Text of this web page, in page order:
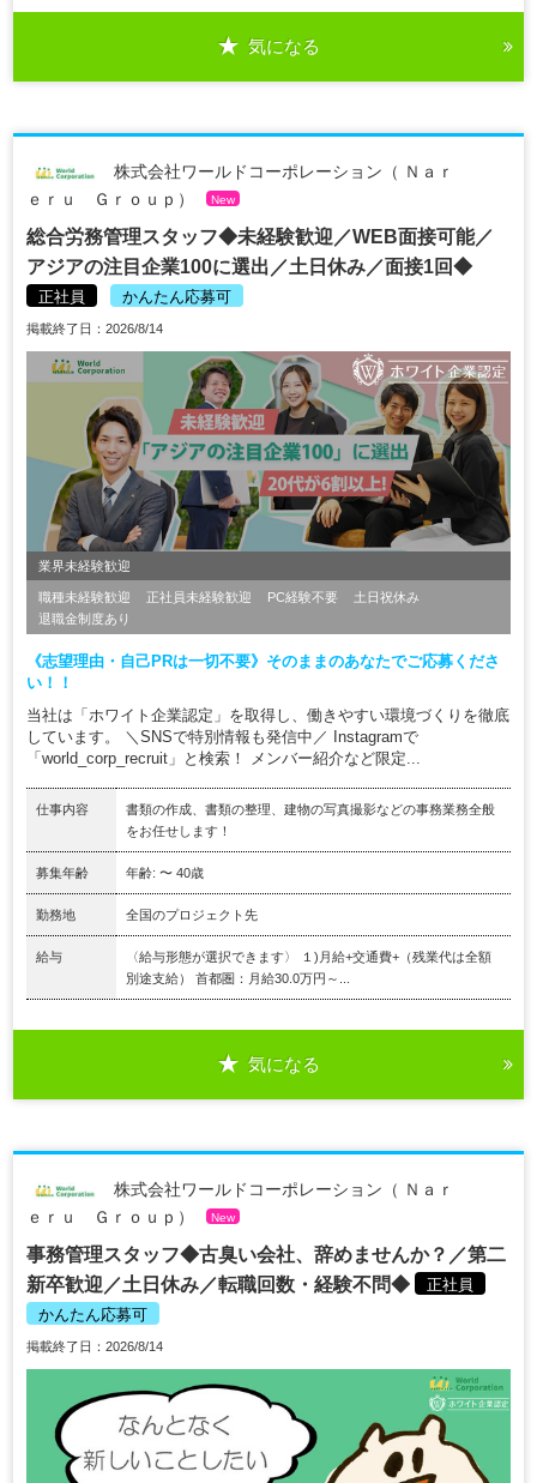
気になる
株式会社ワールドコーポレーション（ Ｎａｒ
ｅｒｕ Ｇｒｏｕｐ）
New
総合労務管理スタッフ◆未経験歓迎／WEB面接可能／
アジアの注目企業100に選出／土日休み／面接1回◆
正社員 かんたん応募可
掲載終了日：2026/8/14
業界未経験歓迎
職種未経験歓迎 正社員未経験歓迎 PC経験不要
土日祝休み
退職金制度あり
《志望理由・自己PRは一切不要》そのままのあなたでご応募くださ
い！！
当社は「ホワイト企業認定」を取得し、働きやすい環境づくりを徹底
しています。 ＼SNSで特別情報も発信中／ Instagramで
「world_corp_recruit」と検索！ メンバー紹介など限定...
仕事内容
書類の作成、書類の整理、建物の写真撮影などの事務業務全般
をお任せします！
募集年齢 年齢: 〜 40歳
勤務地 全国のプロジェクト先
給与
〈給与形態が選択できます〉 １)月給+交通費+（残業代は全額
別途支給） 首都圏：月給30.0万円～...
気になる
株式会社ワールドコーポレーション（ Ｎａｒ
ｅｒｕ Ｇｒｏｕｐ）
New
事務管理スタッフ◆古臭い会社、辞めませんか？／第二
新卒歓迎／土日休み／転職回数・経験不問◆
正社員
かんたん応募可
掲載終了日：2026/8/14